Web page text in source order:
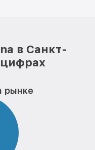
в Санкт-
цифрах
рынке